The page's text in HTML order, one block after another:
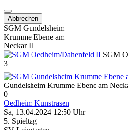
Abbrechen
SGM Gundelsheim
Krumme Ebene am
Neckar II
SGM
3
Gundelsheim Krumme Ebene am
0
Oedheim Kunstrasen
Sa, 13.04.2024 12:50 Uhr
5. Spieltag